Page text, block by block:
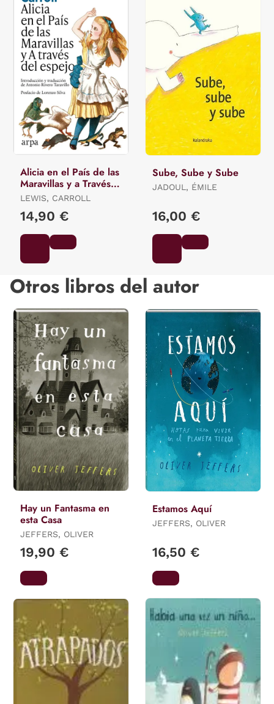
Alicia en el País de las
Maravillas y a Través
del Espejo
LEWIS, CARROLL
14,90 €
Sube, Sube y Sube
JADOUL, ÉMILE
16,00 €
Otros libros del autor
Hay un Fantasma en
esta Casa
JEFFERS, OLIVER
19,90 €
Estamos Aquí
JEFFERS, OLIVER
16,50 €